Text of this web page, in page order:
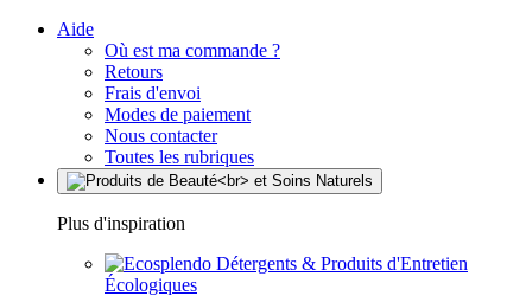
Aide
Où est ma commande ?
Retours
Frais d'envoi
Modes de paiement
Nous contacter
Toutes les rubriques
Plus d'inspiration
Détergents & Produits d'Entretien
Écologiques